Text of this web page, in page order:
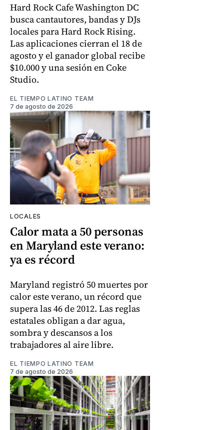
Hard Rock Cafe Washington DC
busca cantautores, bandas y DJs
locales para Hard Rock Rising.
Las aplicaciones cierran el 18 de
agosto y el ganador global recibe
$10.000 y una sesión en Coke
Studio.
EL TIEMPO LATINO TEAM
7 de agosto de 2026
LOCALES
Calor mata a 50 personas
en Maryland este verano:
ya es récord
Maryland registró 50 muertes por
calor este verano, un récord que
supera las 46 de 2012. Las reglas
estatales obligan a dar agua,
sombra y descansos a los
trabajadores al aire libre.
EL TIEMPO LATINO TEAM
7 de agosto de 2026